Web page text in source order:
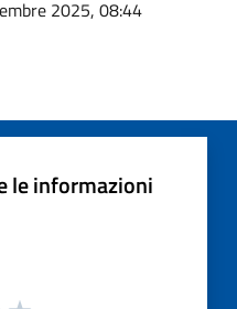
2025, 08:44
le informazioni